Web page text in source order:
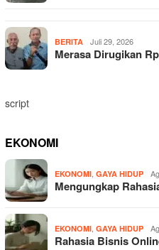
BERITA Juli 29, 2026
Merasa Dirugikan
script
EKONOMI
EKONOMI, GAYA HIDUP
Mengungkap
EKONOMI, GAYA HIDUP
Rahasia Bisnis